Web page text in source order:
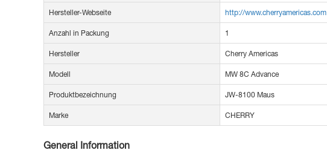
Hersteller-Webseite http://www.cherryamericas.com
Anzahl in Packung 1
Hersteller Cherry Americas
Modell MW 8C Advance
Produktbezeichnung JW-8100 Maus
Marke CHERRY
General Information